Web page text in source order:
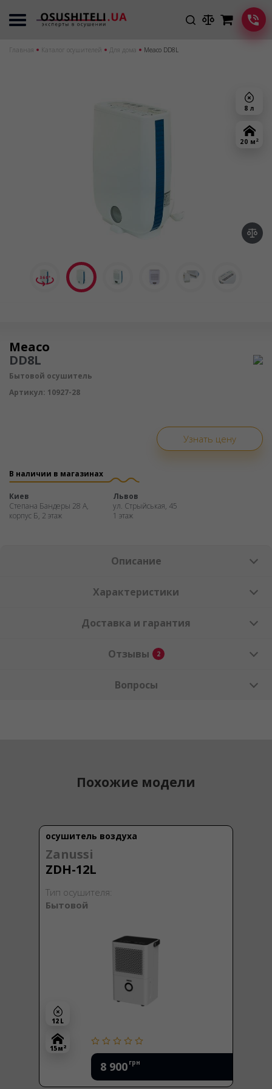
Главная Каталог осушителей Для дома Meaco DD8L
8 л
20 м 2
Осушитель воздуха
Meaco
DD8L
Бытовой осушитель
Артикул: 10927-28
Узнать цену
В наличии в магазинах
Киев
Степана Бандеры 28 А,
корпус Б, 2 этаж
Львов
ул. Стрыйськая, 45
1 этаж
Описание
Характеристики
Доставка и гарантия
Отзывы 2
Вопросы
Похожие модели
осушитель воздуха
Zanussi
ZDH-12L
Тип осушителя:
Бытовой
8 900 грн
12 L
15 м 2